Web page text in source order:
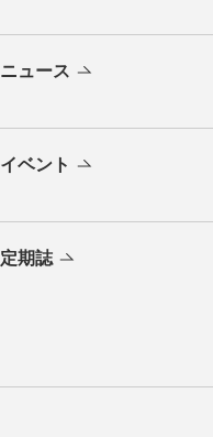
ニュース
イベント
定期誌